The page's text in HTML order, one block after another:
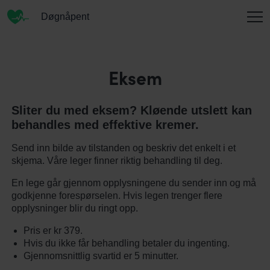
Døgnåpent
OM OSS
Eksem
Sliter du med eksem? Kløende utslett kan
behandles med effektive kremer.
Send inn bilde av tilstanden og beskriv det enkelt i et
skjema. Våre leger finner riktig behandling til deg.
En lege går gjennom opplysningene du sender inn og må
godkjenne forespørselen. Hvis legen trenger flere
opplysninger blir du ringt opp.
Pris er kr 379.
Hvis du ikke får behandling betaler du ingenting.
Gjennomsnittlig svartid er 5 minutter.